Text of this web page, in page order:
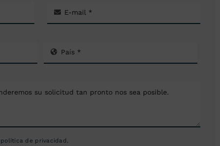
política de privacidad .